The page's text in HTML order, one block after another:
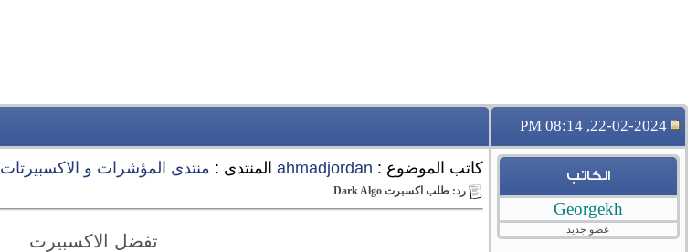
22-02-2024, 08:14 PM
الكاتب
Georgekh
عضو جديد
كاتب الموضوع : ahmadjordan المنتدى : منتدى المؤشرات و الاكسبيرتات
رد: طلب اكسبرت Dark Algo
تفضل الاكسبيرت